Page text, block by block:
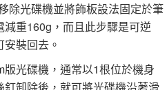
除光碟機並將飾板設法固定於筆
重160g，而且此步驟是可逆
裝回去。
光碟機，通常以1根位於機身